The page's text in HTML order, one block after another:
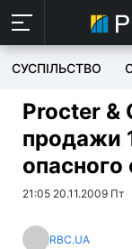
СУСПІЛЬСТВО
Procter &
продажи
опасного
21:05 20.11.2009 Пт
RBC.UA